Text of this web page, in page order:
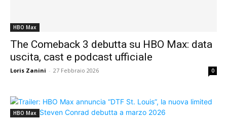
HBO Max
The Comeback 3 debutta su HBO Max: data
uscita, cast e podcast ufficiale
Loris Zanini - 27 Febbraio 2026 0
HBO Max